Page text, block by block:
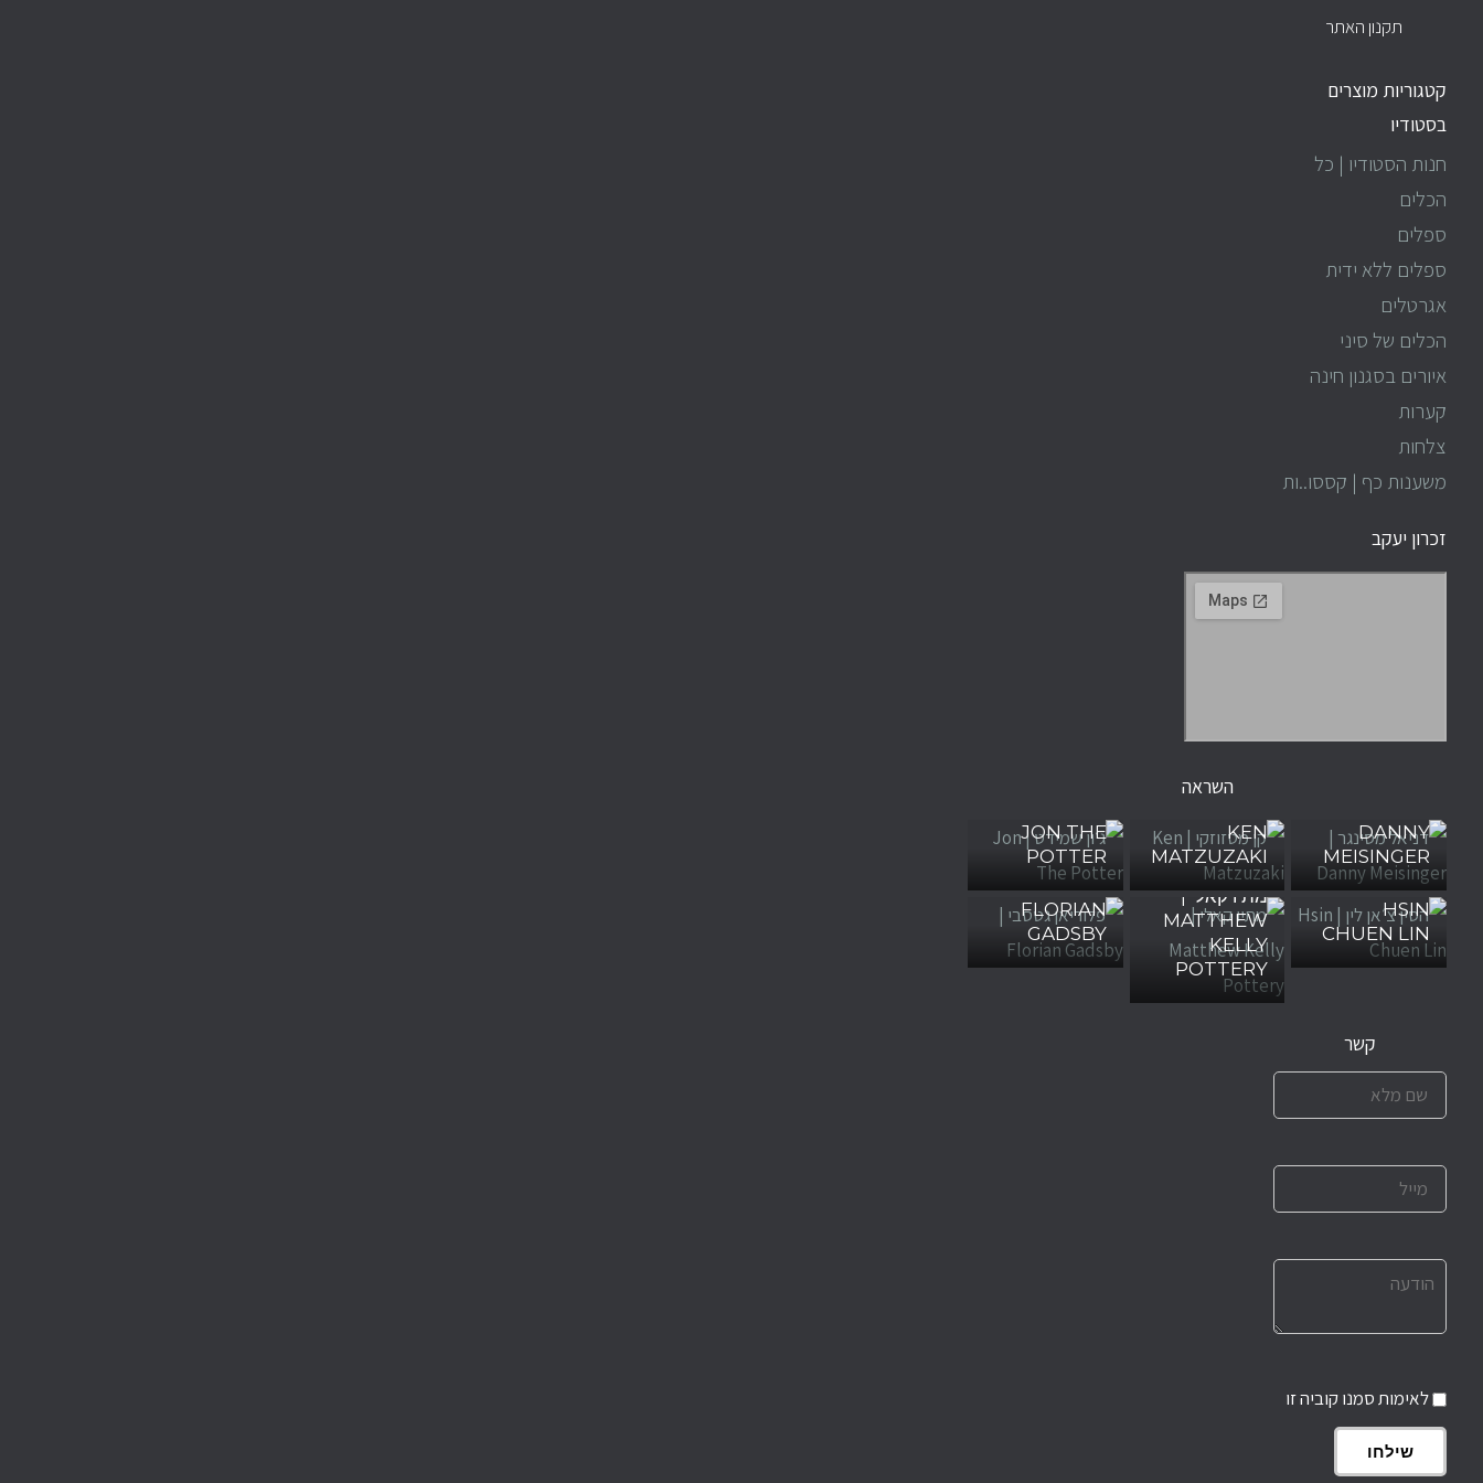
תקנון האתר
קטגוריות מוצרים
בסטודיו
חנות הסטודיו | כל
הכלים
ספלים
ספלים ללא ידית
אגרטלים
הכלים של סיני
איורים בסגנון חינה
קערות
צלחות
משענות כף | קססו..ות
זכרון יעקב
השראה
DANNY
MEISINGER
KEN
MATZUZAKI
JON THE
POTTER
הסין צ׳אן לין |
HSIN
CHUEN LIN
מתיו קאלי |
MATTHEW
KELLY
POTTERY
פלוריאן גטסבי |
FLORIAN
GADSBY
קשר
לאימות סמנו קוביה זו
שילחו